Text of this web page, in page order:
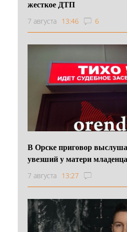
жесткое ДТП
7 августа 13:46 6
В Орске приговор
увезший у матери младенца
7 августа 13:27